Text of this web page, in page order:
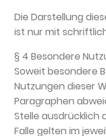
Die Darstellung
ist nur mit
§ 4 Besondere
Soweit besondere
Nutzungen dieser
Paragraphen
Stelle ausdrücklich
Falle gelten im